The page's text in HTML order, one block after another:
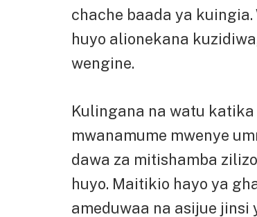
chache baada ya
huyo alionekana
wengine.
Kulingana na watu
mwanamume mwenye
dawa za mitishamba
huyo. Maitikio hayo ya
ameduwaa na asijue jinsi